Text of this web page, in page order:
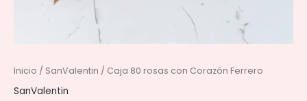
Inicio / SanValentin / Caja 80 rosas con Corazón Ferrero
SanValentin